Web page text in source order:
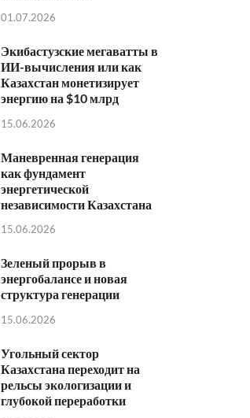
01.07.2026
Экибастузские мегаватты в
ИИ-вычисления или как
Казахстан монетизирует
энергию на $10 млрд
15.06.2026
Маневренная генерация
как фундамент
энергетической
независимости Казахстана
15.06.2026
Зеленый прорыв в
энергобалансе и новая
структура генерации
15.06.2026
Угольный сектор
Казахстана переходит на
рельсы экологизации и
глубокой переработки